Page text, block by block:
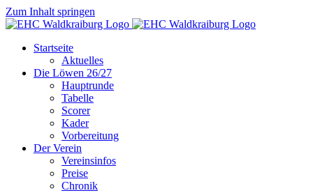
Zum Inhalt springen
Startseite
Aktuelles
Die Löwen 26/27
Hauptrunde
Tabelle
Scorer
Kader
Vorbereitung
Der Verein
Vereinsinfos
Preise
Chronik